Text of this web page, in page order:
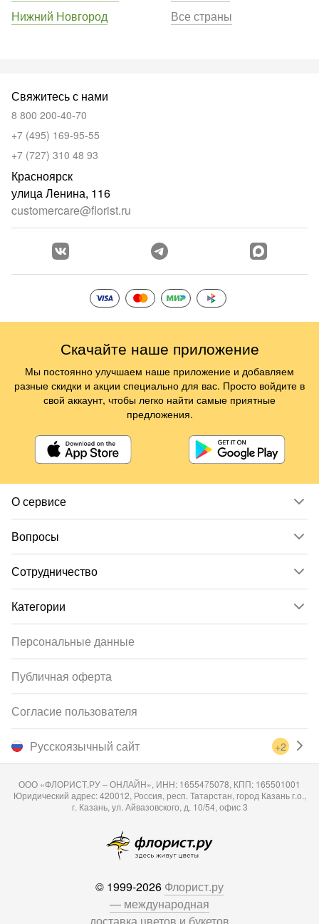
Нижний Новгород
Все страны
О сервисе
Вопросы
Сотрудничество
Категории
Свяжитесь с нами
8 800 200-40-70
+7 (495) 169-95-55
+7 (727) 310 48 93
Красноярск
улица Ленина, 116
customercare@florist.ru
Русскоязычный сайт +2
Персональные данные
Публичная оферта
Согласие пользователя
ООО «ФЛОРИСТ.РУ – ОНЛАЙН», ИНН: 1655475078, КПП: 165501001
Юридический адрес: 420012, Россия, респ. Татарстан, город Казань г.о.,
г. Казань, ул. Айвазовского, д. 10/54, офис 3
© 1999-2026 Флорист.ру
— международная
Скачайте наше приложение
Мы постоянно улучшаем наше приложение и добавляем
разные скидки и акции специально для вас. Просто войдите в
свой аккаунт, чтобы легко найти самые приятные
предложения.